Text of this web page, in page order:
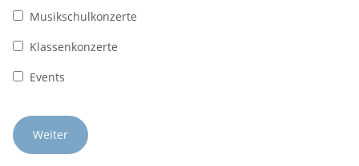
Musikschulkonzerte
Klassenkonzerte
Events